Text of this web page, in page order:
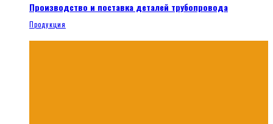
Производство и поставка деталей трубопровода
Продукция